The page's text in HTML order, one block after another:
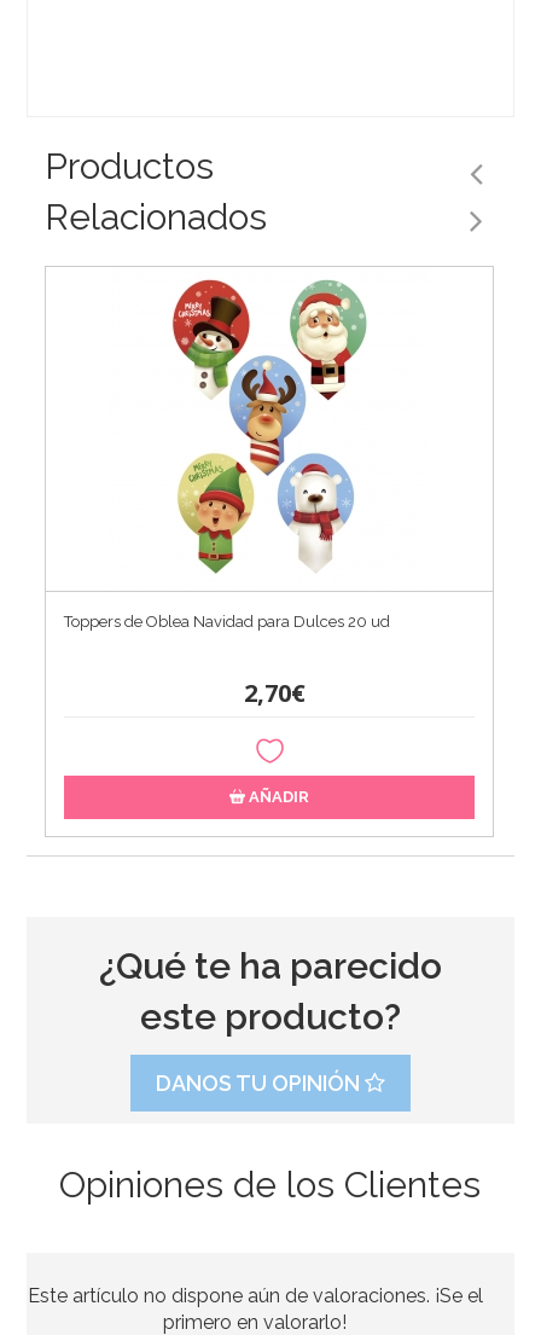
Productos
Relacionados
Toppers de Oblea Navidad para Dulces 20 ud
2,70€
AÑADIR
3,50€
¿Qué te ha parecido
este producto?
DANOS TU OPINIÓN
Opiniones de los Clientes
Este artículo no dispone aún de valoraciones. ¡Se el
primero en valorarlo!